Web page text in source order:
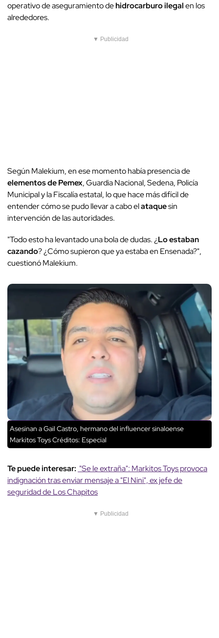
operativo de aseguramiento dehidrocarburo ilegalen los
alrededores.
▼ Publicidad
Según Malekium, en ese momento había presencia de
elementos de Pemex, Guardia Nacional, Sedena, Policía
Municipal y la Fiscalía estatal, lo que hace más difícil de
entender cómo se pudo llevar a cabo elataquesin
intervención de las autoridades.
"Todo esto ha levantado una bola de dudas. ¿Lo estaban
cazando? ¿Cómo supieron que ya estaba en Ensenada?",
cuestionó Malekium.
Asesinan a Gail Castro, hermano del influencer sinaloense
Markitos ToysCréditos: Especial
Te puede interesar: "Se le extraña": Markitos Toys provoca
indignación tras enviar mensaje a "El Nini", ex jefe de
seguridad de Los Chapitos
▼ Publicidad